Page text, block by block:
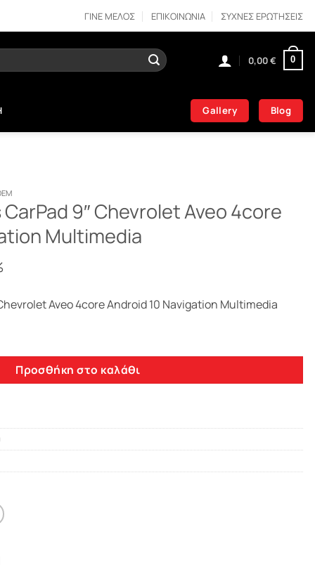
ΓΙΝΕ ΜΕΛΟΣ ΕΠΙΚΟΙΝΩΝΙΑ ΣΥΧΝΕΣ ΕΡΩΤΗΣΕΙΣ
0,00€ 0
Gallery Blog
CarPad 9″ Chevrolet Aveo 4core
Multimedia
Aveo 4core Android 10 Navigation Multimedia
Aveo 4core Android 10 Navigation Multimedia
Προσθήκη στο καλάθι